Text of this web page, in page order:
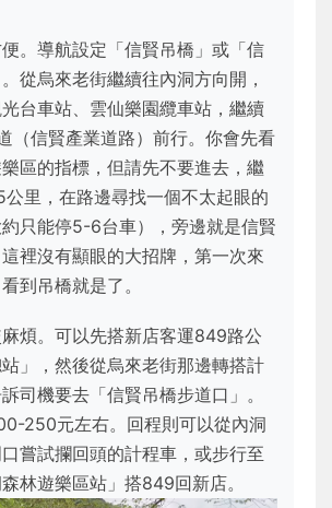
。導航設定「信賢吊橋」或「信
從烏來老街繼續往內洞方向開，
台車站、雲仙樂園纜車站，繼續
（信賢產業道路）前行。你會先看
區的指標，但請先不要進去，繼
公里，在路邊尋找一個不太起眼的
只能停5-6台車），旁邊就是信賢
裡沒有顯眼的大招牌，第一次來
到吊橋就是了。
煩。可以先搭新店客運849路公
」，然後從烏來老街那邊轉搭計
司機要去「信賢吊橋步道口」。
250元左右。回程則可以從內洞
嘗試攔回頭的計程車，或步行至
林遊樂區站」搭849回新店。